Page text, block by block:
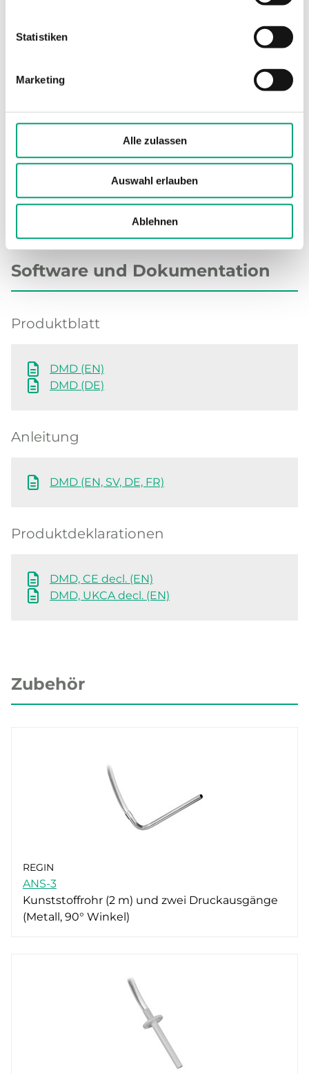
Statistiken
Marketing
Alle zulassen
Auswahl erlauben
Ablehnen
Klemmentyp Schraubklemme
Klemmen Drahtstärke 1.5 mm²
Software und Dokumentation
Produktblatt
DMD (EN)
DMD (DE)
Anleitung
DMD (EN, SV, DE, FR)
Produktdeklarationen
DMD, CE decl. (EN)
DMD, UKCA decl. (EN)
Zubehör
REGIN
ANS-3
Kunststoffrohr (2 m) und zwei Druckausgänge
(Metall, 90° Winkel)